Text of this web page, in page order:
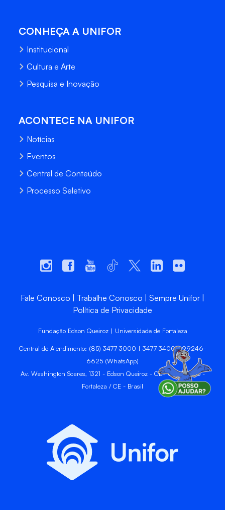
CONHEÇA A UNIFOR
Institucional
Cultura e Arte
Pesquisa e Inovação
ACONTECE NA UNIFOR
Notícias
Eventos
Central de Conteúdo
Processo Seletivo
Fale Conosco Trabalhe Conosco
Sempre Unifor
Política de Privacidade
Fundação Edson Queiroz | Universidade de Fortaleza
Central de Atendimento: (85) 3477-3000 | 3477-3400 | 99246-
6625 (WhatsApp)
Av. Washington Soares, 1321 - Edson Queiroz - CEP 60811-905 -
Fortaleza / CE - Brasil